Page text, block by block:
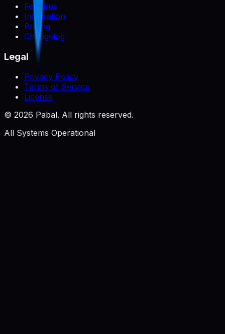
Features
Integration
Pricing
Changelog
Legal
Privacy Policy
Terms of Service
License
© 2026 Pabal. All rights reserved.
All Systems Operational